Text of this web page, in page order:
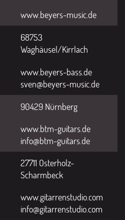
www.beyers-music.de
68753
Waghäusel/Kirrlach
www.beyers-bass.de
sven@beyers-music.de
90429 Nürnberg
www.btm-guitars.de
info@btm-guitars.de
27711 Osterholz-
Scharmbeck
www.gitarrenstudio.com
info@gitarrenstudio.com